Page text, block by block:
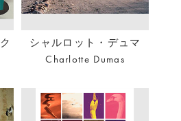
物殿（福岡）、Ibasho（ベ
）を含む個展、オランダ写真
Foamアムステルダム写真美
含む多くのグループ展に参
シャルロット・デュマ
Charlotte Dumas